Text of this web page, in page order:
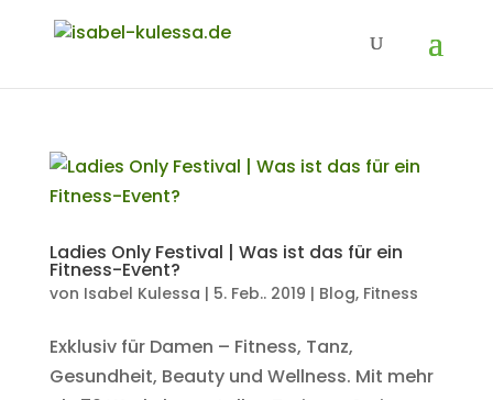
Ladies Only Festival | Was ist das für ein
Fitness-Event?
von Isabel Kulessa | 5. Feb.. 2019 | Blog, Fitness
Exklusiv für Damen – Fitness, Tanz,
Gesundheit, Beauty und Wellness. Mit mehr